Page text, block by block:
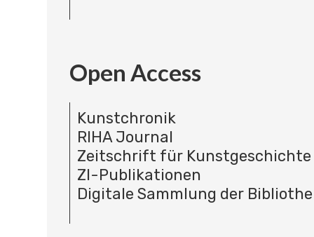
Open Access
Kunstchronik
RIHA Journal
Zeitschrift für Kunstgeschichte
ZI-Publikationen
Digitale Sammlung der